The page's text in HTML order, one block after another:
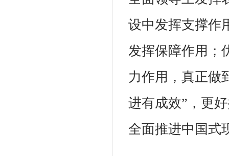
设中发挥支撑作
发挥保障作用；
力作用，真正做
进有成效”，更
全面推进中国式